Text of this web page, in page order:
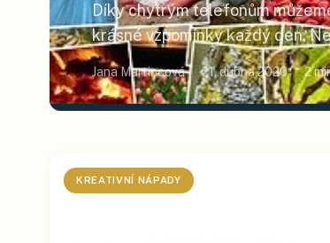
Díky chytrým telefonům
krásné vzpomínky každý den.
jen pro sebe a vytvořte si z
spolu s vámi užije i vaše rodina
Jana Martincová 21. dubna 2020 2
KREATIVNÍ NÁPADY